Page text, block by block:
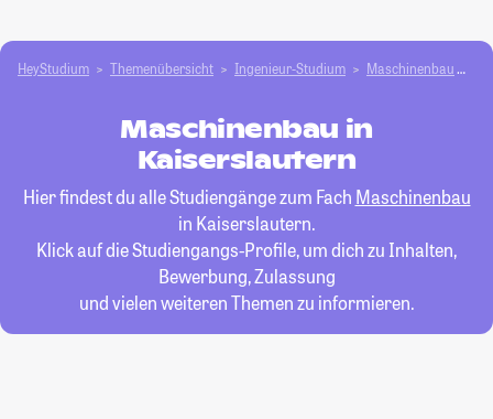
HeyStudium Themenübersicht Ingenieur-Studium Maschinenbau
Maschinenbau in
Kaiserslautern
Hier findest du alle Studiengänge zum Fach Maschinenbau
in Kaiserslautern.
Klick auf die Studiengangs-Profile, um dich zu Inhalten,
Bewerbung, Zulassung
und vielen weiteren Themen zu informieren.